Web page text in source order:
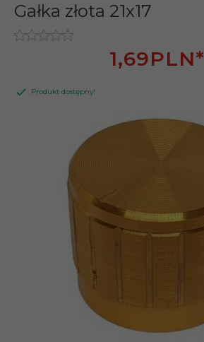
Gałka złota 21x17
1,69PLN*
Produkt dostępny!